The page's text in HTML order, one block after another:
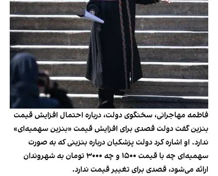
فاطمه مهاجرانی، سخنگوی دولت، درباره احتمال افزایش قیمت
بنزین گفت دولت قصدی برای افزایش قیمت «بنزین سهمیه‌ای»
ندارد. او اشاره کرد دولت پزشکیان درباره بنزینی که به صورت
سهمیه‌ای چه با قیمت ۱۵۰۰ و چه ۳۰۰۰ تومان به شهروندان
ارائه می‌شود، قصدی برای تغییر قیمت ندارد.